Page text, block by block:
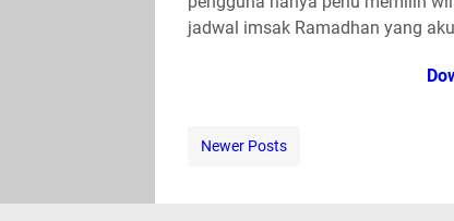
jadwal imsak Ramadhan yang
Newer Posts